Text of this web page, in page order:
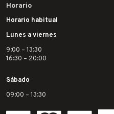
Horario
Horario habitual
Lunes a viernes
9:00 – 13:30
16:30 – 20:00
Sábado
09:00 – 13:30